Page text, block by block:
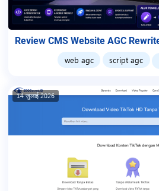
Review CMS Website AGC
web agc script agc
14 जुलाई 2026